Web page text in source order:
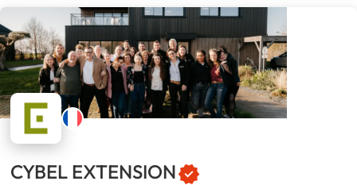
CYBEL EXTENSION